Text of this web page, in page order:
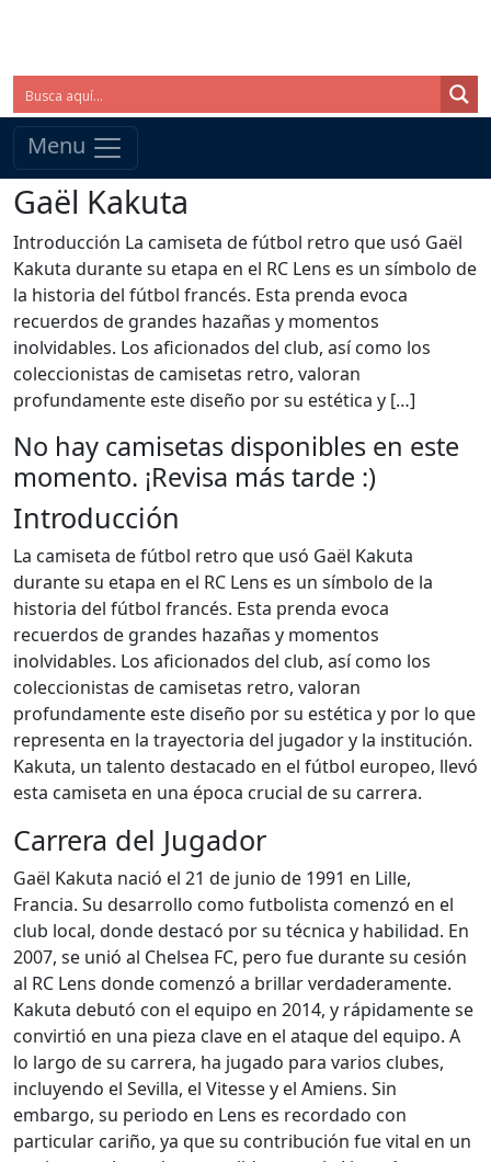
Menu
Gaël Kakuta
Introducción La camiseta de fútbol retro que usó Gaël
Kakuta durante su etapa en el RC Lens es un símbolo de
la historia del fútbol francés. Esta prenda evoca
recuerdos de grandes hazañas y momentos
inolvidables. Los aficionados del club, así como los
coleccionistas de camisetas retro, valoran
profundamente este diseño por su estética y […]
No hay camisetas disponibles en este
momento. ¡Revisa más tarde :)
Introducción
La camiseta de fútbol retro que usó Gaël Kakuta
durante su etapa en el RC Lens es un símbolo de la
historia del fútbol francés. Esta prenda evoca
recuerdos de grandes hazañas y momentos
inolvidables. Los aficionados del club, así como los
coleccionistas de camisetas retro, valoran
profundamente este diseño por su estética y por lo que
representa en la trayectoria del jugador y la institución.
Kakuta, un talento destacado en el fútbol europeo, llevó
esta camiseta en una época crucial de su carrera.
Carrera del Jugador
Gaël Kakuta nació el 21 de junio de 1991 en Lille,
Francia. Su desarrollo como futbolista comenzó en el
club local, donde destacó por su técnica y habilidad. En
2007, se unió al Chelsea FC, pero fue durante su cesión
al RC Lens donde comenzó a brillar verdaderamente.
Kakuta debutó con el equipo en 2014, y rápidamente se
convirtió en una pieza clave en el ataque del equipo. A
lo largo de su carrera, ha jugado para varios clubes,
incluyendo el Sevilla, el Vitesse y el Amiens. Sin
embargo, su periodo en Lens es recordado con
particular cariño, ya que su contribución fue vital en un